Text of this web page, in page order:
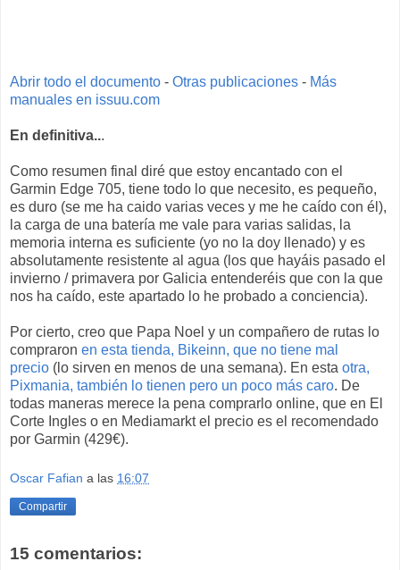
Abrir todo el documento - Otras publicaciones - Más
manuales en issuu.com
En definitiva...
Como resumen final diré que estoy encantado con el
Garmin Edge 705, tiene todo lo que necesito, es pequeño,
es duro (se me ha caido varias veces y me he caído con él),
la carga de una batería me vale para varias salidas, la
memoria interna es suficiente (yo no la doy llenado) y es
absolutamente resistente al agua (los que hayáis pasado el
invierno / primavera por Galicia entenderéis que con la que
nos ha caído, este apartado lo he probado a conciencia).
Por cierto, creo que Papa Noel y un compañero de rutas lo
compraron en esta tienda, Bikeinn, que no tiene mal
precio (lo sirven en menos de una semana). En esta otra,
Pixmania, también lo tienen pero un poco más caro. De
todas maneras merece la pena comprarlo online, que en El
Corte Ingles o en Mediamarkt el precio es el recomendado
por Garmin (429€).
Oscar Fafian a las 16:07
Compartir
15 comentarios: